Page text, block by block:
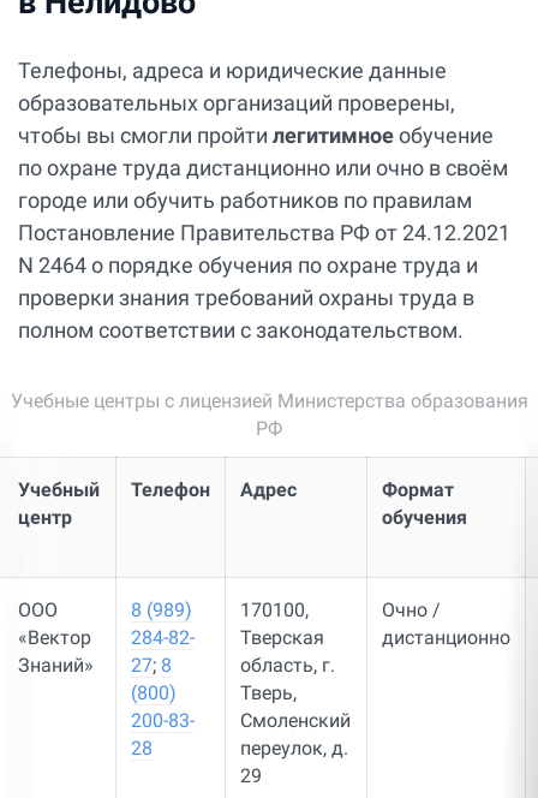
Телефоны, адреса и юридические данные
образовательных организаций проверены,
чтобы вы смогли пройти легитимноеобучение
по охране труда дистанционно или очно в своём
городе или обучить работников по правилам
Постановление Правительства РФ от 24.12.2021
N 2464 о порядке обучения по охране труда и
проверки знания требований охраны труда в
полном соответствии с законодательством.
Учебные центры с лицензией Министерства образования
РФ
Учебный
центр
Телефон Адрес
Формат
обучения
ООО
«Вектор
Знаний»
8 (989)
284-82-
27; 8
(800)
200-83-
28
170100,
Тверская
область, г.
Тверь, ​
Смоленский
переулок, д.
29
Очно /
дистанционно